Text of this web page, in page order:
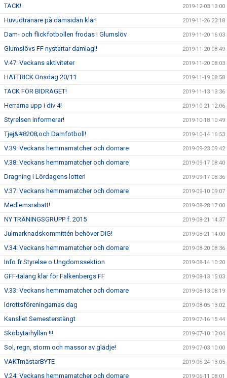
TACK! 2019-12-03 13:00
Huvudtränare på damsidan klar! 2019-11-26 23:18
Dam- och flickfotbollen frodas i Glumslöv 2019-11-20 16:03
Glumslövs FF nystartar damlag!! 2019-11-20 08:49
V.47: Veckans aktiviteter 2019-11-20 08:03
HATTRICK Onsdag 20/11 2019-11-19 08:58
TACK FÖR BIDRAGET! 2019-11-13 13:36
Herrarna upp i div 4! 2019-10-21 12:06
Styrelsen informerar! 2019-10-18 10:49
Tjej&#8208;och Damfotboll! 2019-10-14 16:53
V.39: Veckans hemmamatcher och domare 2019-09-23 09:42
V.38: Veckans hemmamatcher och domare 2019-09-17 08:40
Dragning i Lördagens lotteri 2019-09-17 08:36
V.37: Veckans hemmamatcher och domare 2019-09-10 09:07
Medlemsrabatt! 2019-08-28 17:00
NY TRÄNINGSGRUPP f. 2015 2019-08-21 14:37
Julmarknadskommittén behöver DIG! 2019-08-21 14:00
V.34: Veckans hemmamatcher och domare 2019-08-20 08:36
Info fr Styrelse o Ungdomssektion 2019-08-14 10:20
GFF-talang klar för Falkenbergs FF 2019-08-13 15:03
V.33: Veckans hemmamatcher och domare 2019-08-13 08:19
Idrottsföreningarnas dag 2019-08-05 13:02
Kansliet Semesterstängt 2019-07-16 15:44
Skobytarhyllan !!! 2019-07-10 13:04
Sol, regn, storm och massor av glädje! 2019-07-03 10:00
VAKTmästarBYTE 2019-06-24 13:05
V.24: Veckans hemmamatcher och domare 2019-06-11 08:01